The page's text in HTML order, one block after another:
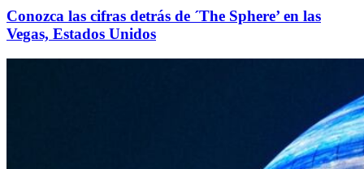
Conozca las cifras detrás de ´The Sphere’ en las
Vegas, Estados Unidos